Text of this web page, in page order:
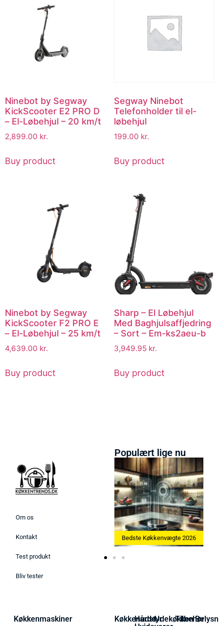
Ninebot by Segway
KickScooter E2 PRO D
– El-Løbehjul – 20 km/t
2,899.00 kr.
Buy product
Segway Ninebot
Telefonholder til el-
løbehjul
199.00 kr.
Buy product
Ninebot by Segway
KickScooter F2 PRO E
– El-Løbehjul – 25 km/t
4,639.00 kr.
Buy product
Sharp – El Løbehjul
Med Baghjulsaffjedring
– Sort – Em-ks2aeu-b
3,949.95 kr.
Buy product
Om os
Kontakt
Test produkt
Bliv tester
Populært lige nu
Bedste Ismaskine 2026 Bedste Køkkenvægte 2026
Køkkenmaskiner Køkkenudstyr
HårdeUdekøkken
Tilbehør